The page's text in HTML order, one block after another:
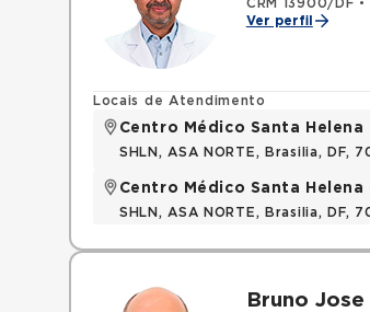
CRM 13900/DF •
Ver perfil
Locais de Atendimento
Centro Médico Santa
SHLN, ASA NORTE, Brasilia, DF,
Centro Médico Santa
SHLN, ASA NORTE, Brasilia, DF,
Bruno